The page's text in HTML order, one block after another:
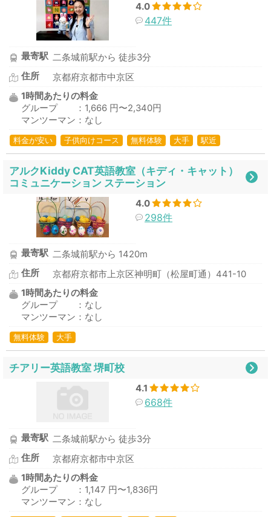
4.0
447件
最寄駅 二条城前駅から 徒歩3分
住所
京都府京都市中京区
1時間あたりの料金
グループ ：1,666 円〜2,340円
マンツーマン：なし
料金が安い 子供向けコース 無料体験 大手 駅近
アルクKiddy CAT英語教室（キディ・キャット）
コミュニケーション ステーション
4.0
298件
最寄駅 二条城前駅から 1420m
住所
京都府京都市上京区神明町（松屋町通）441-10
1時間あたりの料金
グループ ：なし
マンツーマン：なし
無料体験 大手
チアリー英語教室 堺町校
4.1
668件
最寄駅 二条城前駅から 徒歩3分
住所
京都府京都市中京区
1時間あたりの料金
グループ ：1,147 円〜1,836円
マンツーマン：なし